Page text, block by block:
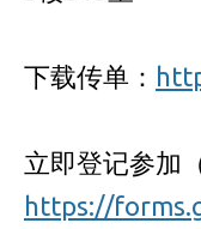
下载传单：
立即登记参加
https://